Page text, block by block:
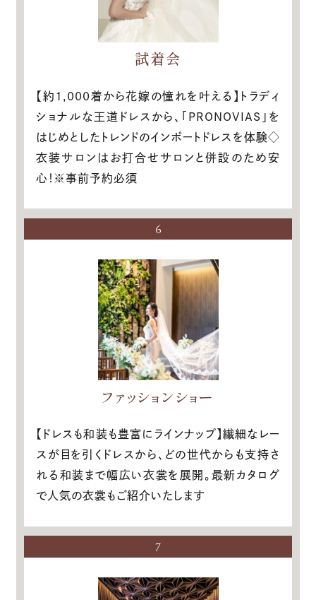
試着会
【約1,000着から花嫁の憧れを叶える】トラディ
ショナルな王道ドレスから、「PRONOVIAS」を
はじめとしたトレンドのインポートドレスを体験◇
衣装サロンはお打合せサロンと併設のため安
心！※事前予約必須
6
ファッションショー
【ドレスも和装も豊富にラインナップ】繊細なレー
スが目を引くドレスから、どの世代からも支持さ
れる和装まで幅広い衣裳を展開。最新カタログ
で人気の衣裳もご紹介いたします
7